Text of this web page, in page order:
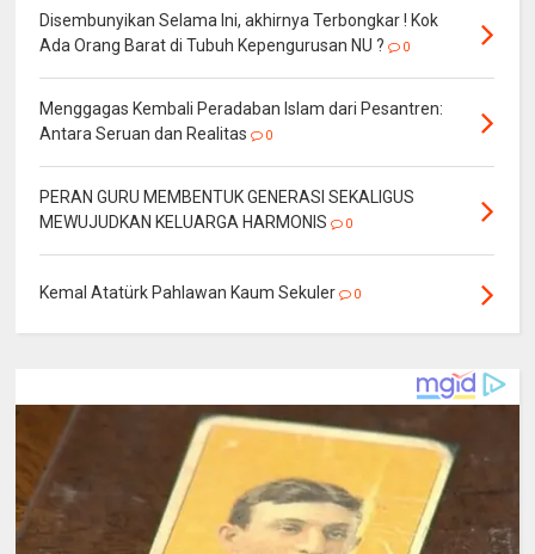
Disembunyikan Selama Ini, akhirnya Terbongkar ! Kok
Ada Orang Barat di Tubuh Kepengurusan NU ?
0
Menggagas Kembali Peradaban Islam dari Pesantren:
Antara Seruan dan Realitas
0
PERAN GURU MEMBENTUK GENERASI SEKALIGUS
MEWUJUDKAN KELUARGA HARMONIS
0
Kemal Atatürk Pahlawan Kaum Sekuler 0